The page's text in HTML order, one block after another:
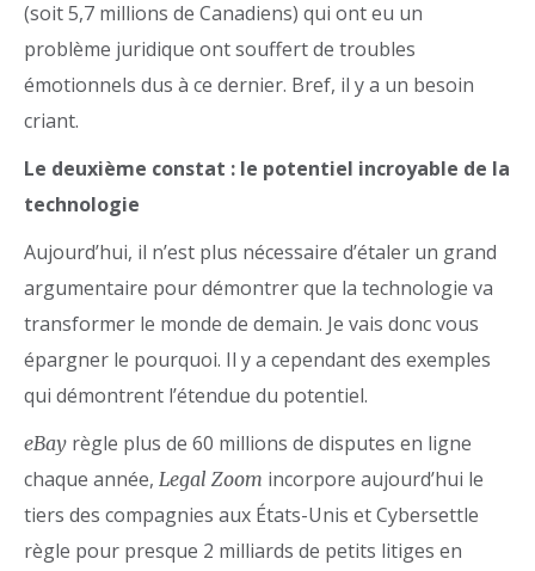
(soit 5,7 millions de Canadiens) qui ont eu un
problème juridique ont souffert de troubles
émotionnels dus à ce dernier. Bref, il y a un besoin
criant.
Le deuxième constat : le potentiel incroyable de la
technologie
Aujourd’hui, il n’est plus nécessaire d’étaler un grand
argumentaire pour démontrer que la technologie va
transformer le monde de demain. Je vais donc vous
épargner le pourquoi. Il y a cependant des exemples
qui démontrent l’étendue du potentiel.
eBay règle plus de 60 millions de disputes en ligne
chaque année, Legal Zoom incorpore aujourd’hui le
tiers des compagnies aux États-Unis et Cybersettle
règle pour presque 2 milliards de petits litiges en